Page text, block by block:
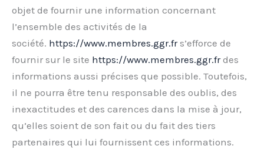
objet de fournir une information concernant
l’ensemble des activités de la
société. https://www.membres.ggr.frs’efforce de
fournir sur le site https://www.membres.ggr.frdes
informations aussi précises que possible. Toutefois,
il ne pourra être tenu responsable des oublis, des
inexactitudes et des carences dans la mise à jour,
qu’elles soient de son fait ou du fait des tiers
partenaires qui lui fournissent ces informations.